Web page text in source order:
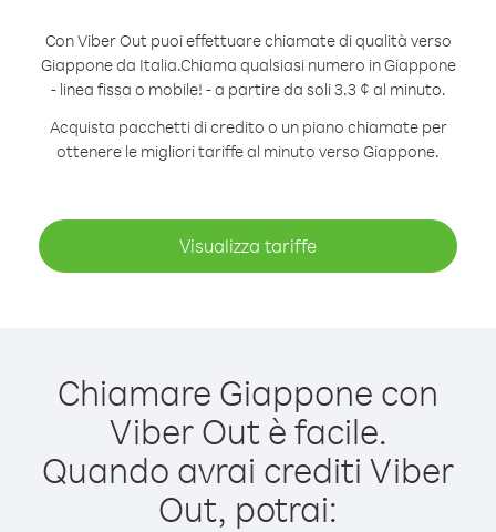
Con Viber Out puoi effettuare chiamate di qualità verso
Giappone da Italia.Chiama qualsiasi numero in Giappone
- linea fissa o mobile! - a partire da soli 3.3 ¢ al minuto.
Acquista pacchetti di credito o un piano chiamate per
ottenere le migliori tariffe al minuto verso Giappone.
Visualizza tariffe
Chiamare Giappone con
Viber Out è facile.
Quando avrai crediti Viber
Out, potrai: